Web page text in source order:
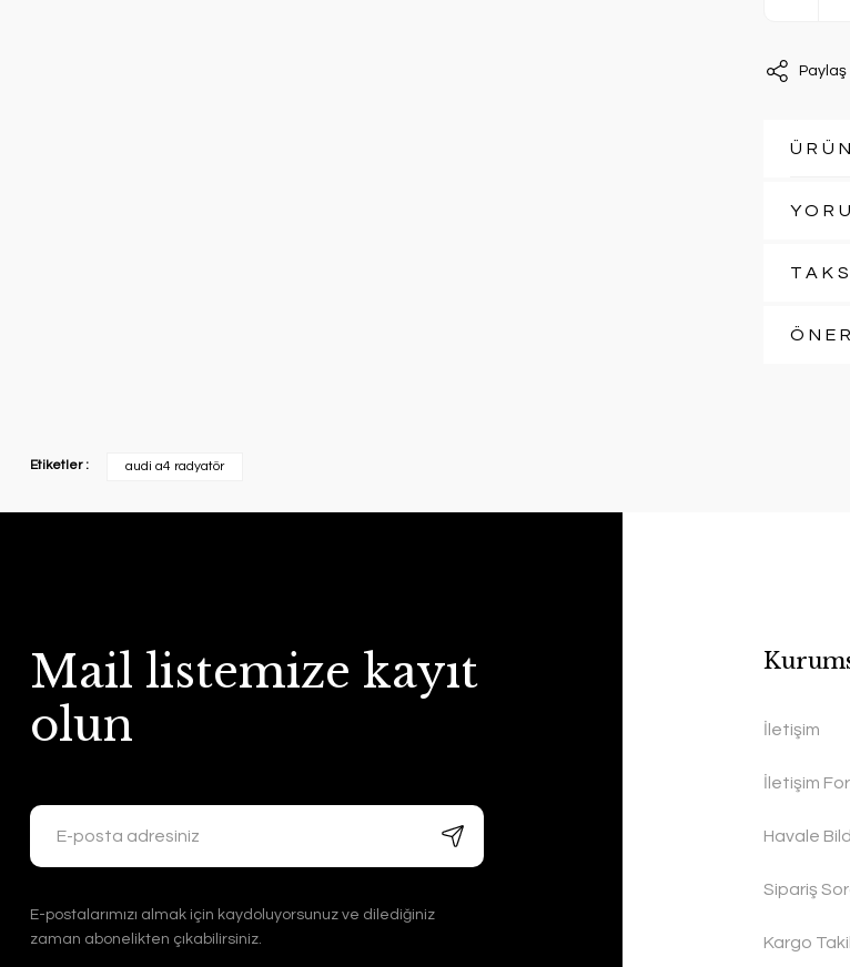
Paylaş
Etiketler : audi a4 radyatör
Mail listemize kayıt
olun
E-postalarımızı almak için kaydoluyorsunuz ve dilediğiniz
zaman abonelikten çıkabilirsiniz.
İletişim
İletişim
Havale
Sipariş
Kargo